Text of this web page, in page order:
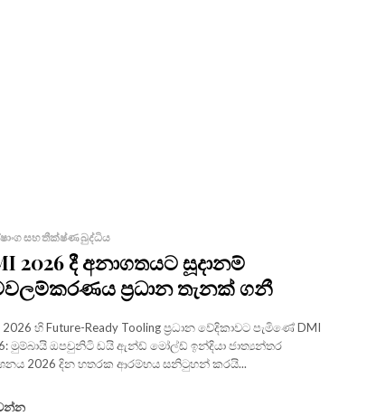
සහ තීක්ෂ්ණ බුද්ධිය
2026 දී අනාගතයට සූදානම්
ප්‍රධාන තැනක් ගනී
2026 හි Future-Ready Tooling ප්‍රධාන වේදිකාවට පැමිණේ DMI
මුම්බායි ඔපචුනිටි ඩයි ඇන්ඩ් මෝල්ඩ් ඉන්දියා ජාත්‍යන්තර
2026 දින හතරක ආරම්භය සනිටුහන් කරයි...